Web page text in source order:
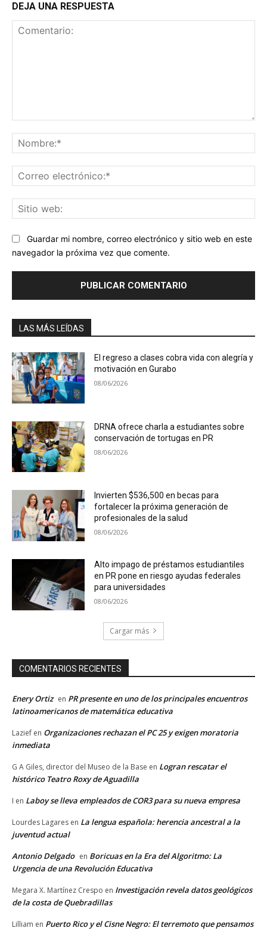
DEJA UNA RESPUESTA
Guardar mi nombre, correo electrónico y sitio web en este
navegador la próxima vez que comente.
LAS MÁS LEÍDAS
El regreso a clases cobra vida con alegría y
motivación en Gurabo
08/06/2026
DRNA ofrece charla a estudiantes sobre
conservación de tortugas en PR
08/06/2026
Invierten $536,500 en becas para
fortalecer la próxima generación de
profesionales de la salud
08/06/2026
Alto impago de préstamos estudiantiles
en PR pone en riesgo ayudas federales
para universidades
08/06/2026
Cargar más
COMENTARIOS RECIENTES
Enery Ortiz en PR presente en uno de los principales encuentros
latinoamericanos de matemática educativa
Lazief en Organizaciones rechazan el PC 25 y exigen moratoria
inmediata
G A Giles, director del Museo de la Base en Logran rescatar el
histórico Teatro Roxy de Aguadilla
I en Laboy se lleva empleados de COR3 para su nueva empresa
Lourdes Lagares en La lengua española: herencia ancestral a la
juventud actual
Antonio Delgado en Boricuas en la Era del Algoritmo: La
Urgencia de una Revolución Educativa
Megara X. Martínez Crespo en Investigación revela datos geológicos
de la costa de Quebradillas
Lilliam en Puerto Rico y el Cisne Negro: El terremoto que pensamos